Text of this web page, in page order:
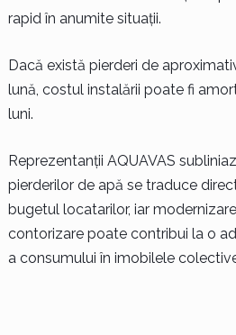
rapid în anumite situații.
Dacă există pierderi de
lună, costul instalării poate fi
luni.
Reprezentanții AQUAVAS
pierderilor de apă se traduce
bugetul locatarilor, iar
contorizare poate contribui la o
a consumului în imobilele